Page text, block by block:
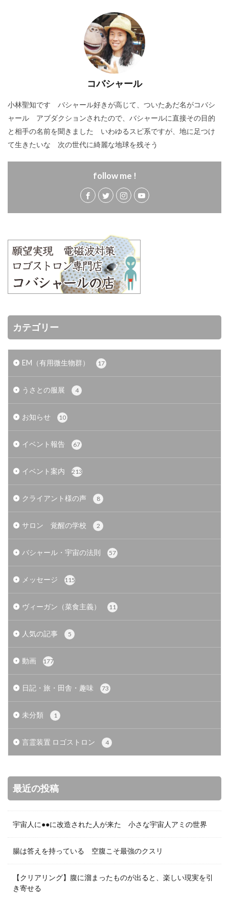
コバシャール
小林聖知です バシャール好きが高じて、ついたあだ名がコバシ
ャール アブダクションされたので、バシャールに直接その目的
と相手の名前を聞きました いわゆるスピ系ですが、地に足つけ
て生きたいな 次の世代に綺麗な地球を残そう
follow me !
カテゴリー
EM（有用微生物群） 17
うさとの服展 4
お知らせ 10
イベント報告 67
イベント案内 213
クライアント様の声 8
サロン 覚醒の学校 2
バシャール・宇宙の法則 57
メッセージ 115
ヴィーガン（菜食主義） 11
人気の記事 5
動画 177
日記・旅・田舎・趣味 73
未分類 1
言霊装置 ロゴストロン 4
最近の投稿
宇宙人に●●に改造された人が来た 小さな宇宙人アミの世界
腸は答えを持っている 空腹こそ最強のクスリ
【クリアリング】腹に溜まったものが出ると、楽しい現実を引
き寄せる